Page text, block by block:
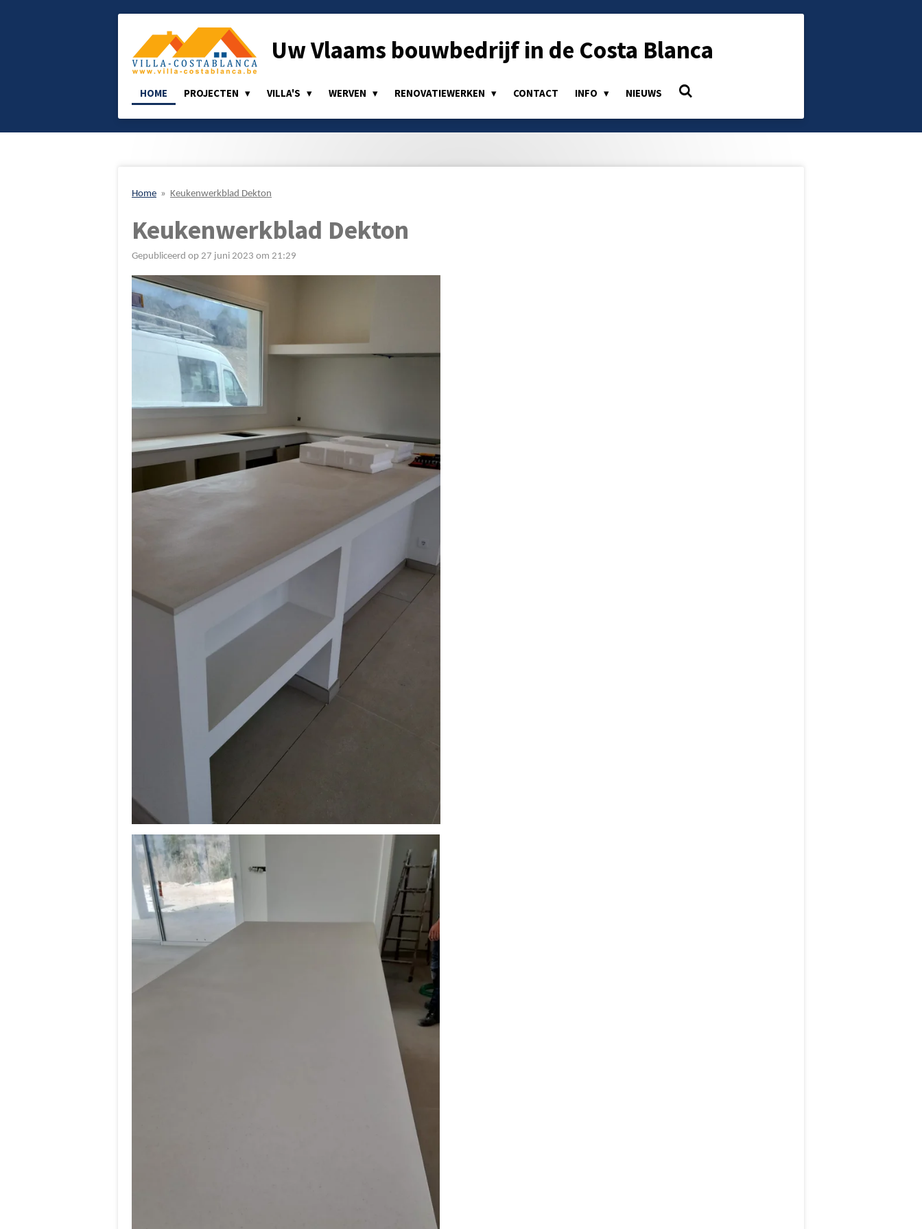
Uw Vlaams bouwbedrijf in de Costa Blanca
HOME PROJECTEN VILLA'S WERVEN RENOVATIEWERKEN CONTACT INFO NIEUWS
Home » Keukenwerkblad Dekton
Keukenwerkblad Dekton
Gepubliceerd op 27 juni 2023 om 21:29